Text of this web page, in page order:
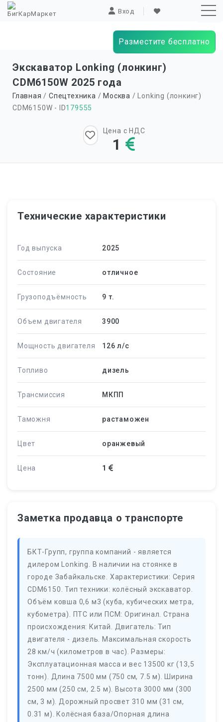
Вход
Разместите бесплатно
Экскаватор Lonking (лонкинг)
CDM6150W 2025 года
Главная /Спецтехника / Москва / Lonking (лонкинг)
CDM6150W - ID179555
Цена с НДС
1
Технические характеристики
Год выпуска 2025
Состояние отличное
Грузоподъёмность 9 т.
Объем двигателя 3900
Мощность двигателя 126 л/c
Топливо дизель
Трансмиссия МКПП
Таможня растаможен
Цвет оранжевый
Цена 1
Заметка продавца о транспорте
БКТ-Групп, группа компаний - является
дилером Lonking. В наличии на стоянке в
городе Забайкальске. Характеристики: Серия
CDM6150. Тип техники: колёсный экскаватор.
Объём ковша 0,6 м3 (куба, кубических метра,
кубометра). ПТС или ПСМ: Оригинал. Страна
происхождения: Китай. Двигатель: Тип
двигателя - дизель. Максимальная скорость
28 км/ч (километров в час). Размеры:
Эксплуатационная масса и вес 13500 кг (13,5
тонн). Длина 7500 мм (750 см, 7.5 м). Ширина
2500 мм (250 см, 2.5 м). Высота 3000 мм (300
см, 3 м). Дорожный просвет 310 мм (31 см,
0.31 м). Колёсная база/Опорная длина